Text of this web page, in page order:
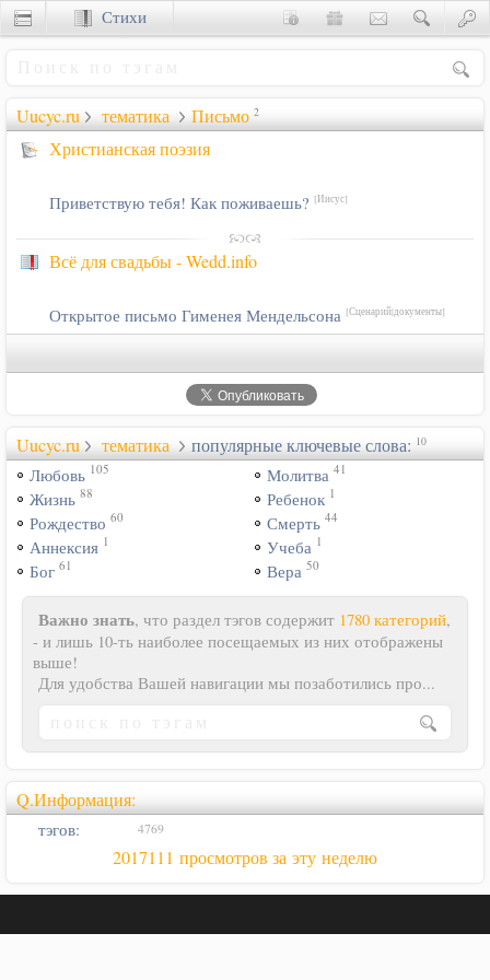
Uucyc.ru тематика Письмо 2
Христианская поэзия
Приветствую тебя! Как поживаешь? [Иисус]
Всё для свадьбы - Wedd.info
Открытое письмо Гименея Мендельсона [Сценарий|документы]
Uucyc.ru тематика популярные ключевые слова: 10
Любовь 105
Жизнь 88
Рождество 60
Аннексия 1
Бог 61
Молитва 41
Ребенок 1
Смерть 44
Учеба 1
Вера 50
Важно знать, что раздел тэгов содержит 1780 категорий,
- и лишь 10-ть наиболее посещаемых из них отображены
выше!
Для удобства Вашей навигации мы позаботились про...
Q.Информация:
тэгов: 4769
2017111 просмотров за эту неделю
Стихи